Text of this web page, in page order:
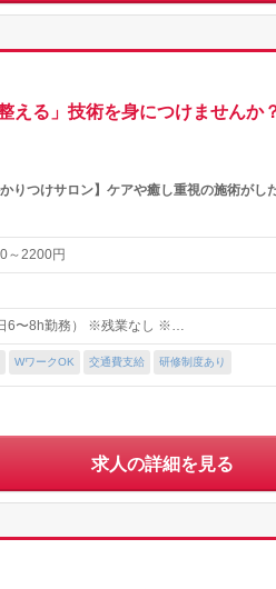
える」技術を身につけませんか
りつけサロン】ケアや癒し重視の施術がし
～2200円
6〜8h勤務） ※残業なし ※…
WワークOK 交通費支給 研修制度あり
求人の詳細を見る